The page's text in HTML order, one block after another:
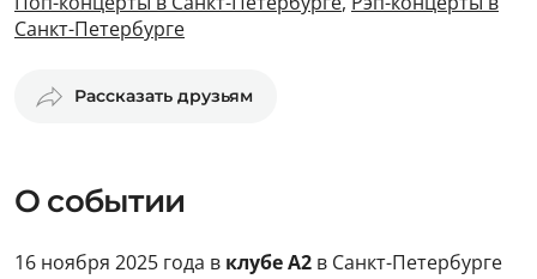
Санкт-Петербурге
Рассказать друзьям
О событии
16 ноября 2025 года в клубе А2 в Санкт-Петербурге